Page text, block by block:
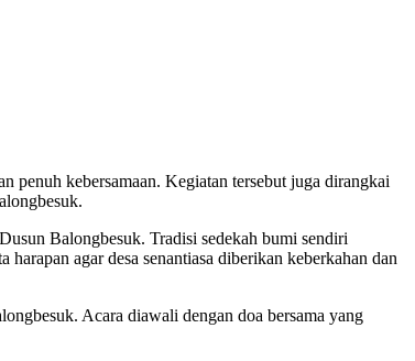
penuh kebersamaan. Kegiatan tersebut juga dirangkai
Balongbesuk. Tradisi sedekah bumi sendiri
agar desa senantiasa diberikan keberkahan dan
Acara diawali dengan doa bersama yang